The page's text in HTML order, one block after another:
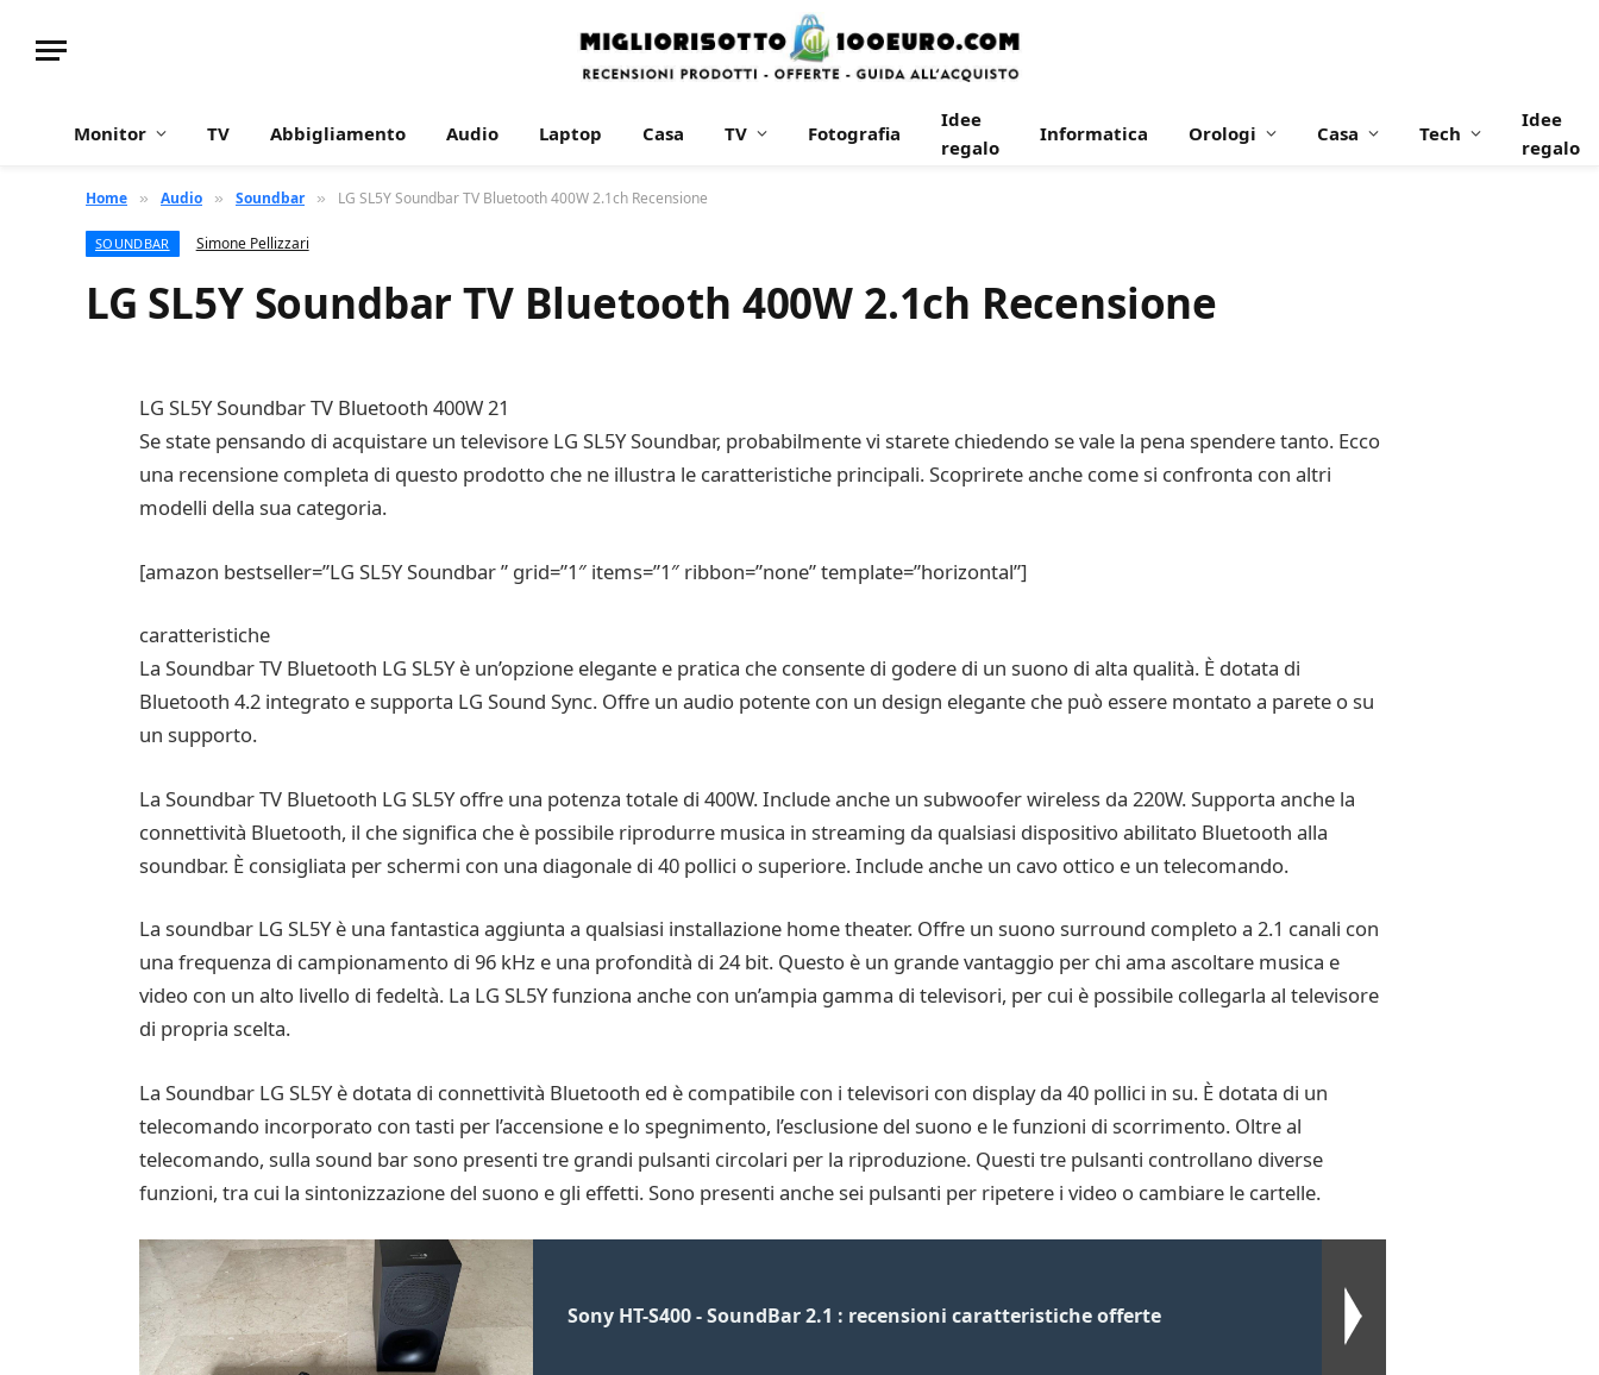
Monitor TV Abbigliamento Audio Laptop Casa TV Fotografia
Idee
regalo
Informatica Orologi Casa Tech
Idee
regalo
Home » Audio » Soundbar » LG SL5Y Soundbar TV Bluetooth 400W 2.1ch Recensione
SOUNDBAR Simone Pellizzari
LG SL5Y Soundbar TV Bluetooth 400W 2.1ch Recensione
LG SL5Y Soundbar TV Bluetooth 400W 21
Se state pensando di acquistare un televisore LG SL5Y Soundbar, probabilmente vi starete chiedendo se vale la pena spendere tanto. Ecco
una recensione completa di questo prodotto che ne illustra le caratteristiche principali. Scoprirete anche come si confronta con altri
modelli della sua categoria.
[amazon bestseller=”LG SL5Y Soundbar ” grid=”1″ items=”1″ ribbon=”none” template=”horizontal”]
caratteristiche
La Soundbar TV Bluetooth LG SL5Y è un’opzione elegante e pratica che consente di godere di un suono di alta qualità. È dotata di
Bluetooth 4.2 integrato e supporta LG Sound Sync. Offre un audio potente con un design elegante che può essere montato a parete o su
un supporto.
La Soundbar TV Bluetooth LG SL5Y offre una potenza totale di 400W. Include anche un subwoofer wireless da 220W. Supporta anche la
connettività Bluetooth, il che significa che è possibile riprodurre musica in streaming da qualsiasi dispositivo abilitato Bluetooth alla
soundbar. È consigliata per schermi con una diagonale di 40 pollici o superiore. Include anche un cavo ottico e un telecomando.
La soundbar LG SL5Y è una fantastica aggiunta a qualsiasi installazione home theater. Offre un suono surround completo a 2.1 canali con
una frequenza di campionamento di 96 kHz e una profondità di 24 bit. Questo è un grande vantaggio per chi ama ascoltare musica e
video con un alto livello di fedeltà. La LG SL5Y funziona anche con un’ampia gamma di televisori, per cui è possibile collegarla al televisore
di propria scelta.
La Soundbar LG SL5Y è dotata di connettività Bluetooth ed è compatibile con i televisori con display da 40 pollici in su. È dotata di un
telecomando incorporato con tasti per l’accensione e lo spegnimento, l’esclusione del suono e le funzioni di scorrimento. Oltre al
telecomando, sulla sound bar sono presenti tre grandi pulsanti circolari per la riproduzione. Questi tre pulsanti controllano diverse
funzioni, tra cui la sintonizzazione del suono e gli effetti. Sono presenti anche sei pulsanti per ripetere i video o cambiare le cartelle.
Sony HT-S400 - SoundBar 2.1 : recensioni caratteristiche offerte